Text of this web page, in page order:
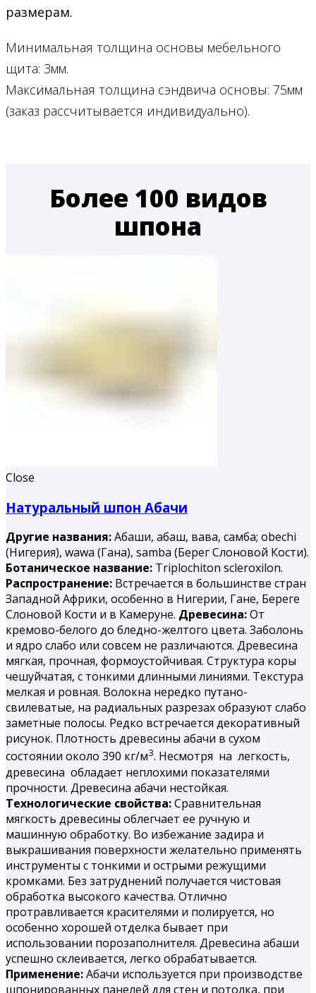
размерам.
Минимальная толщина основы мебельного
щита: 3мм.
Максимальная толщина сэндвича основы: 75мм
(заказ рассчитывается индивидуально).
Более 100 видов
шпона
Close
Натуральный шпон Абачи
Другие названия:Абаши, абаш, вава, самба; obechi
(Нигерия), wawa (Гана), samba (Берег Слоновой Кости).
Ботаническое название: Triplochiton scleroxilon.
Распространение: Встречается в большинстве стран
Западной Африки, особенно в Нигерии, Гане, Береге
Слоновой Кости и в Камеруне. Древесина:От
кремово-белого до бледно-желтого цвета. Заболонь
и ядро слабо или совсем не различаются. Древесина
мягкая, прочная, формоустойчивая. Структура коры
чешуйчатая, с тонкими длинными линиями. Текстура
мелкая и ровная. Волокна нередко путано-
свилеватые, на радиальных разрезах образуют слабо
заметные полосы. Редко встречается декоративный
рисунок. Плотность древесины абачи в сухом
состоянии около 390 кг/м3. Несмотря на легкость,
древесина обладает неплохими показателями
прочности. Древесина абачи нестойкая.
Технологические свойства:Сравнительная
мягкость древесины облегчает ее ручную и
машинную обработку. Во избежание задира и
выкрашивания поверхности желательно применять
инструменты с тонкими и острыми режущими
кромками. Без затруднений получается чистовая
обработка высокого качества. Отлично
протравливается красителями и полируется, но
особенно хорошей отделка бывает при
использовании порозаполнителя. Древесина абаши
успешно склеивается, легко обрабатывается.
Применение:Абачи используется при производстве
шпонированных панелей для стен и потолка, при